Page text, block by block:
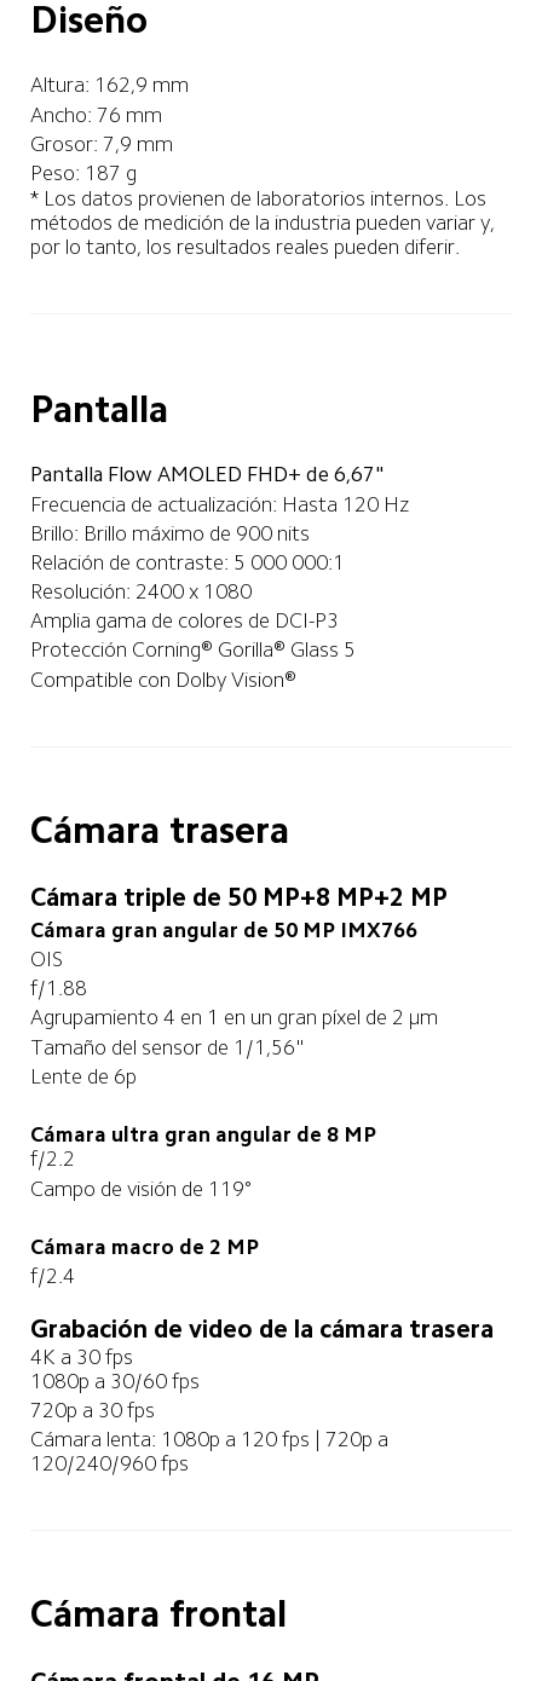
Diseño
Altura: 162,9 mm
Ancho: 76 mm
Grosor: 7,9 mm
Peso: 187 g
* Los datos provienen de laboratorios internos. Los
métodos de medición de la industria pueden variar y,
por lo tanto, los resultados reales pueden diferir.
Pantalla
Pantalla Flow AMOLED FHD+ de 6,67"
Frecuencia de actualización: Hasta 120 Hz
Brillo: Brillo máximo de 900 nits
Relación de contraste: 5 000 000:1
Resolución: 2400 x 1080
Amplia gama de colores de DCI-P3
Protección Corning® Gorilla® Glass 5
Compatible con Dolby Vision®
Cámara trasera
Cámara triple de 50 MP+8 MP+2 MP
Cámara gran angular de 50 MP IMX766
OIS
f/1.88
Agrupamiento 4 en 1 en un gran píxel de 2 μm
Tamaño del sensor de 1/1,56"
Lente de 6p
Cámara ultra gran angular de 8 MP
f/2.2
Campo de visión de 119°
Cámara macro de 2 MP
f/2.4
Grabación de video de la cámara trasera
4K a 30 fps
1080p a 30/60 fps
720p a 30 fps
Cámara lenta: 1080p a 120 fps | 720p a
120/240/960 fps
Cámara frontal